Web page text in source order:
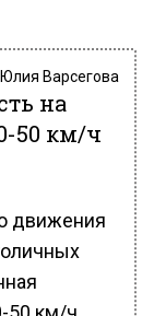
Юлия Варсегова
на
50 км/ч
движения